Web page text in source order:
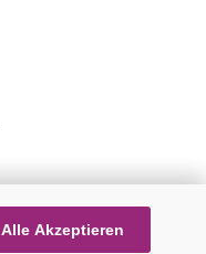
Alle Akzeptieren